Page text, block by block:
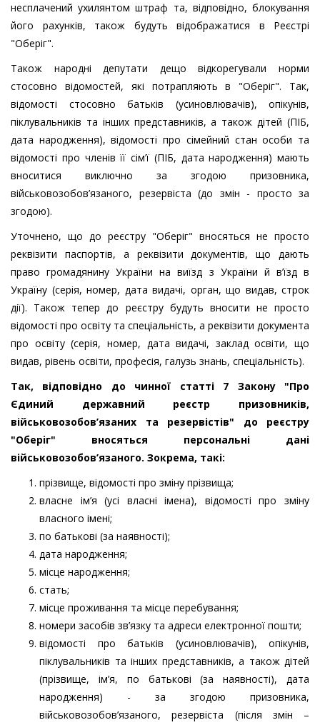
несплачений ухилянтом штраф та, відповідно, блокування
його рахунків, також будуть відображатися в Реєстрі
"Оберіг".
Також народні депутати дещо відкорегували норми
стосовно відомостей, які потрапляють в "Оберіг". Так,
відомості стосовно батьків (усиновлювачів), опікунів,
піклувальників та інших представників, а також дітей (ПІБ,
дата народження), відомості про сімейний стан особи та
відомості про членів її сім’ї (ПІБ, дата народження) мають
вноситися виключно за згодою призовника,
військовозобов’язаного, резервіста (до змін - просто за
згодою).
Уточнено, що до реєстру "Оберіг" вносяться не просто
реквізити паспортів, а реквізити документів, що дають
право громадянину України на виїзд з України й в’їзд в
Україну (серія, номер, дата видачі, орган, що видав, строк
дії). Також тепер до реєстру будуть вносити не просто
відомості про освіту та спеціальність, а реквізити документа
про освіту (серія, номер, дата видачі, заклад освіти, що
видав, рівень освіти, професія, галузь знань, спеціальність).
Так, відповідно до чинної статті 7 Закону "Про
Єдиний державний реєстр призовників,
військовозобов’язаних та резервістів" до реєстру
"Оберіг" вносяться персональні дані
військовозобов’язаного. Зокрема, такі:
прізвище, відомості про зміну прізвища;
власне ім’я (усі власні імена), відомості про зміну
власного імені;
по батькові (за наявності);
дата народження;
місце народження;
стать;
місце проживання та місце перебування;
номери засобів зв’язку та адреси електронної пошти;
відомості про батьків (усиновлювачів), опікунів,
піклувальників та інших представників, а також дітей
(прізвище, ім’я, по батькові (за наявності), дата
народження) - за згодою призовника,
військовозобов’язаного, резервіста (після змін –